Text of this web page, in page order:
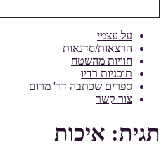
על עצמי
הרצאות/סדנאות
חוויות מהשטח
תוכניות רדיו
ספרים שכתבה דר' מרום
צור קשר
תגית: איכות